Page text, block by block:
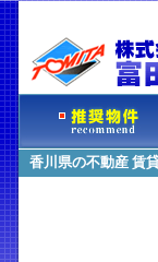
香川県の不動産 賃